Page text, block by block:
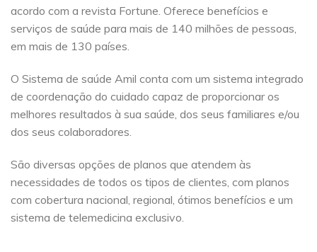
acordo com a revista Fortune. Oferece benefícios e
serviços de saúde para mais de 140 milhões de pessoas,
em mais de 130 países.
O Sistema de saúde Amil conta com um sistema integrado
de coordenação do cuidado capaz de proporcionar os
melhores resultados à sua saúde, dos seus familiares e/ou
dos seus colaboradores.
São diversas opções de planos que atendem às
necessidades de todos os tipos de clientes, com planos
com cobertura nacional, regional, ótimos benefícios e um
sistema de telemedicina exclusivo.